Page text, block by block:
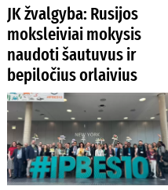
JK žvalgyba: Rusijos
moksleiviai mokysis
naudoti šautuvus ir
bepiločius orlaivius